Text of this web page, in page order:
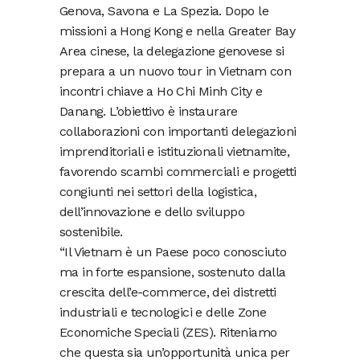
Genova, Savona e La Spezia. Dopo le
missioni a Hong Kong e nella Greater Bay
Area cinese, la delegazione genovese si
prepara a un nuovo tour in Vietnam con
incontri chiave a Ho Chi Minh City e
Danang. L’obiettivo è instaurare
collaborazioni con importanti delegazioni
imprenditoriali e istituzionali vietnamite,
favorendo scambi commerciali e progetti
congiunti nei settori della logistica,
dell’innovazione e dello sviluppo
sostenibile.
“Il Vietnam è un Paese poco conosciuto
ma in forte espansione, sostenuto dalla
crescita dell’e-commerce, dei distretti
industriali e tecnologici e delle Zone
Economiche Speciali (ZES). Riteniamo
che questa sia un’opportunità unica per